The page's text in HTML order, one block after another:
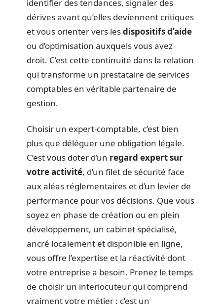
identifier des tendances, signaler des
dérives avant qu’elles deviennent critiques
et vous orienter vers lesdispositifs d’aide
ou d’optimisation auxquels vous avez
droit. C’est cette continuité dans la relation
qui transforme un prestataire de services
comptables en véritable partenaire de
gestion.
Choisir un expert-comptable, c’est bien
plus que déléguer une obligation légale.
C’est vous doter d’un regard expert sur
votre activité, d’un filet de sécurité face
aux aléas réglementaires et d’un levier de
performance pour vos décisions. Que vous
soyez en phase de création ou en plein
développement, un cabinet spécialisé,
ancré localement et disponible en ligne,
vous offre l’expertise et la réactivité dont
votre entreprise a besoin. Prenez le temps
de choisir un interlocuteur qui comprend
vraiment votre métier : c’est un